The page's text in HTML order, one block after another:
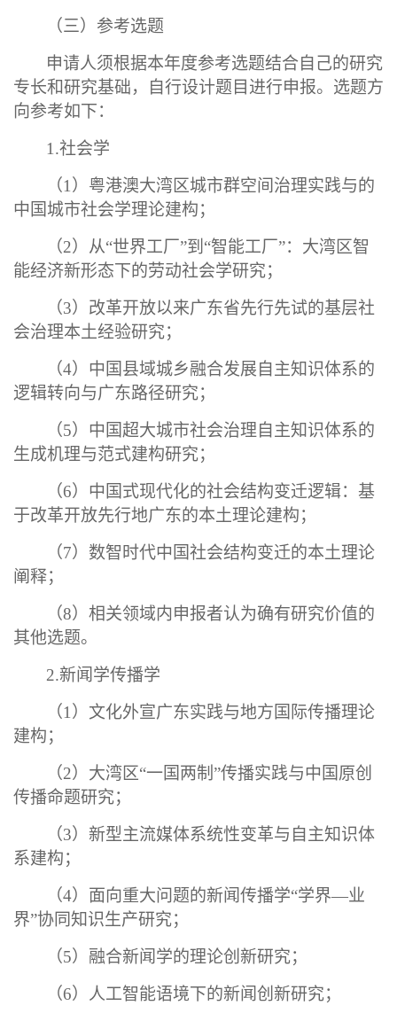
（三）参考选题
申请人须根据本年度参考选题结合自己的研究
专长和研究基础，自行设计题目进行申报。选题方
向参考如下：
1.社会学
（1）粤港澳大湾区城市群空间治理实践与的
中国城市社会学理论建构；
（2）从“世界工厂”到“智能工厂”：大湾区智
能经济新形态下的劳动社会学研究；
（3）改革开放以来广东省先行先试的基层社
会治理本土经验研究；
（4）中国县域城乡融合发展自主知识体系的
逻辑转向与广东路径研究；
（5）中国超大城市社会治理自主知识体系的
生成机理与范式建构研究；
（6）中国式现代化的社会结构变迁逻辑：基
于改革开放先行地广东的本土理论建构；
（7）数智时代中国社会结构变迁的本土理论
阐释；
（8）相关领域内申报者认为确有研究价值的
其他选题。
2.新闻学传播学
（1）文化外宣广东实践与地方国际传播理论
建构；
（2）大湾区“一国两制”传播实践与中国原创
传播命题研究；
（3）新型主流媒体系统性变革与自主知识体
系建构；
（4）面向重大问题的新闻传播学“学界—业
界”协同知识生产研究；
（5）融合新闻学的理论创新研究；
（6）人工智能语境下的新闻创新研究；